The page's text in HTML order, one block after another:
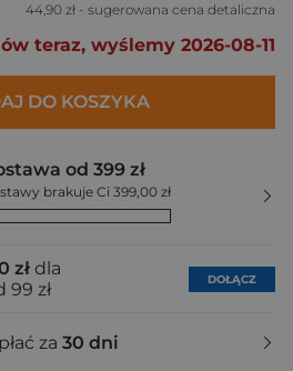
44,90 zł - sugerowana cena detaliczna
teraz, wyślemy 2026-08-11
DO KOSZYKA
od 399 zł
brakuje Ci 399,00 zł
zł dla
99 zł
DOŁĄCZ
za 30 dni